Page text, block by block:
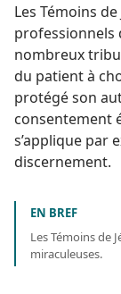
Les Témoins
professionnels
nombreux
du patient à
protégé son
consentement
s’applique par
discernement.
EN BREF
Les Témoins de
miraculeuses.